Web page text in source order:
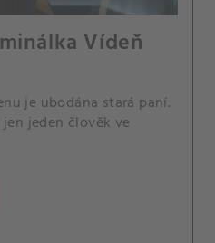
Vídeň
je ubodána stará paní.
jeden člověk ve